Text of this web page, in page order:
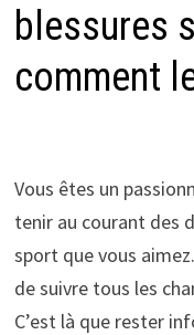
blessures
comment
Vous êtes un
tenir au courant des
sport que vous
de suivre tous les
C’est là que rester